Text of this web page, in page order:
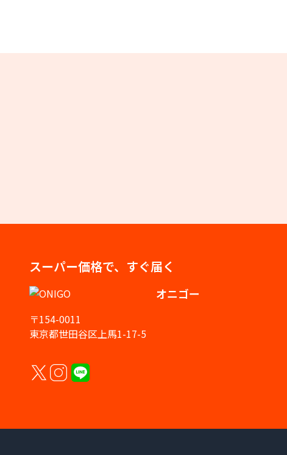
スーパー価格で、すぐ届く
オニゴー
〒154-0011
東京都世田谷区上馬1-17-5